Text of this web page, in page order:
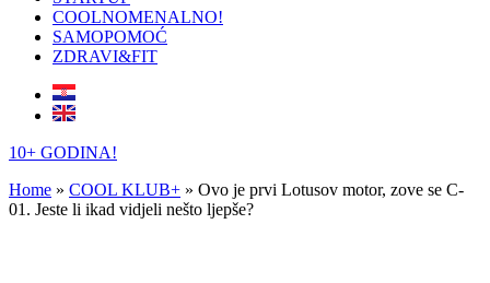
COOLNOMENALNO!
SAMOPOMOĆ
ZDRAVI&FIT
10+ GODINA!
Home » COOL KLUB+ » Ovo je prvi Lotusov motor, zove se C-
01. Jeste li ikad vidjeli nešto ljepše?